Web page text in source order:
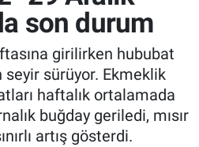
son durum
girilirken hububat
seyir sürüyor. Ekmeklik
haftalık ortalamada
buğday geriledi, mısır
artış gösterdi.